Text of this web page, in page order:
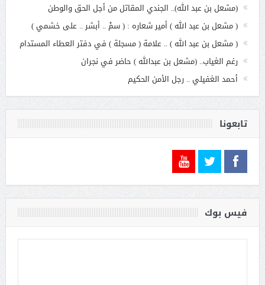
(مشعل بن عبد الله).. الجندي المقاتل من أجل الحق والوطن
( مشعل بن عبد الله ) أمير شعاره : ( سمْ .. أبشر .. على خشمي )
( مشعل بن عبد الله ) .. علامة ( مسجلة ) في دفتر العطاء المستدام
رغم الغياب.. (مشعل بن عبدالله ) حاضر في نجران
أحمد الغفيلي .. رجل الأمن الحكيم
تابعونا
فيس بوك